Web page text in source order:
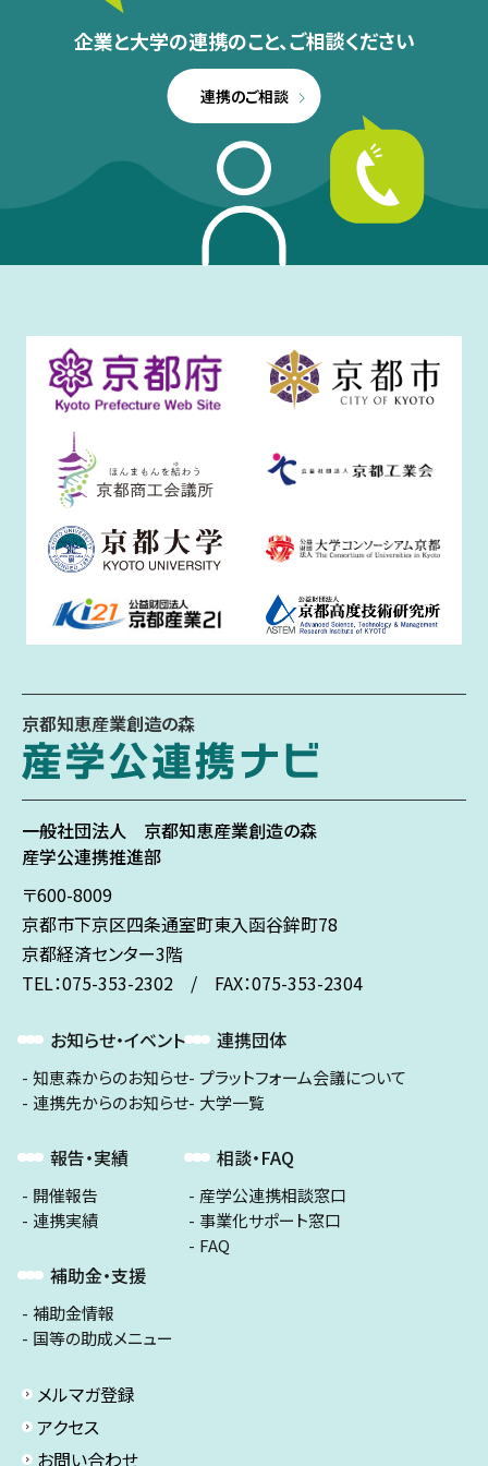
企業と大学の連携のこと、ご相談ください
連携のご相談
京都知恵産業創造の森
一般社団法人 京都知恵産業創造の森
産学公連携推進部
〒600-8009
京都市下京区四条通室町東入函谷鉾町78
京都経済センター3階
TEL：075-353-2302 / FAX：075-353-2304
お知らせ・イベント
知恵森からのお知らせ
連携先からのお知らせ
報告・実績
開催報告
連携実績
補助金・支援
補助金情報
国等の助成メニュー
連携団体
プラットフォーム会議について
大学一覧
相談・FAQ
産学公連携相談窓口
事業化サポート窓口
FAQ
メルマガ登録
アクセス
お問い合わせ